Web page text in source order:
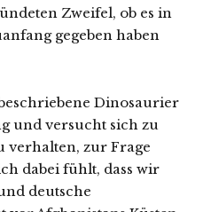
Zweifel, ob es in
gegeben haben
Dinosaurier
und versucht sich zu
verhalten, zur Frage
dabei fühlt, dass wir
deutsche